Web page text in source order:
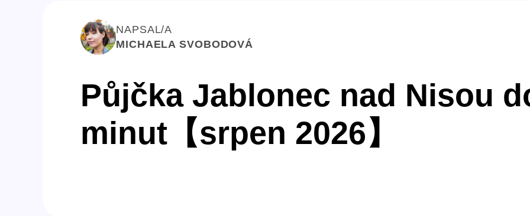
NAPSAL/A
MICHAELA SVOBODOVÁ
Půjčka Jablonec nad Nisou
minut【srpen 2026】